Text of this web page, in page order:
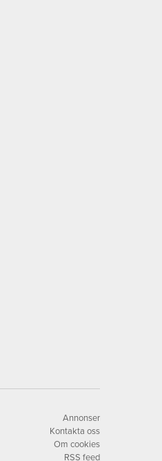
Annonser
Kontakta oss
Om cookies
RSS feed